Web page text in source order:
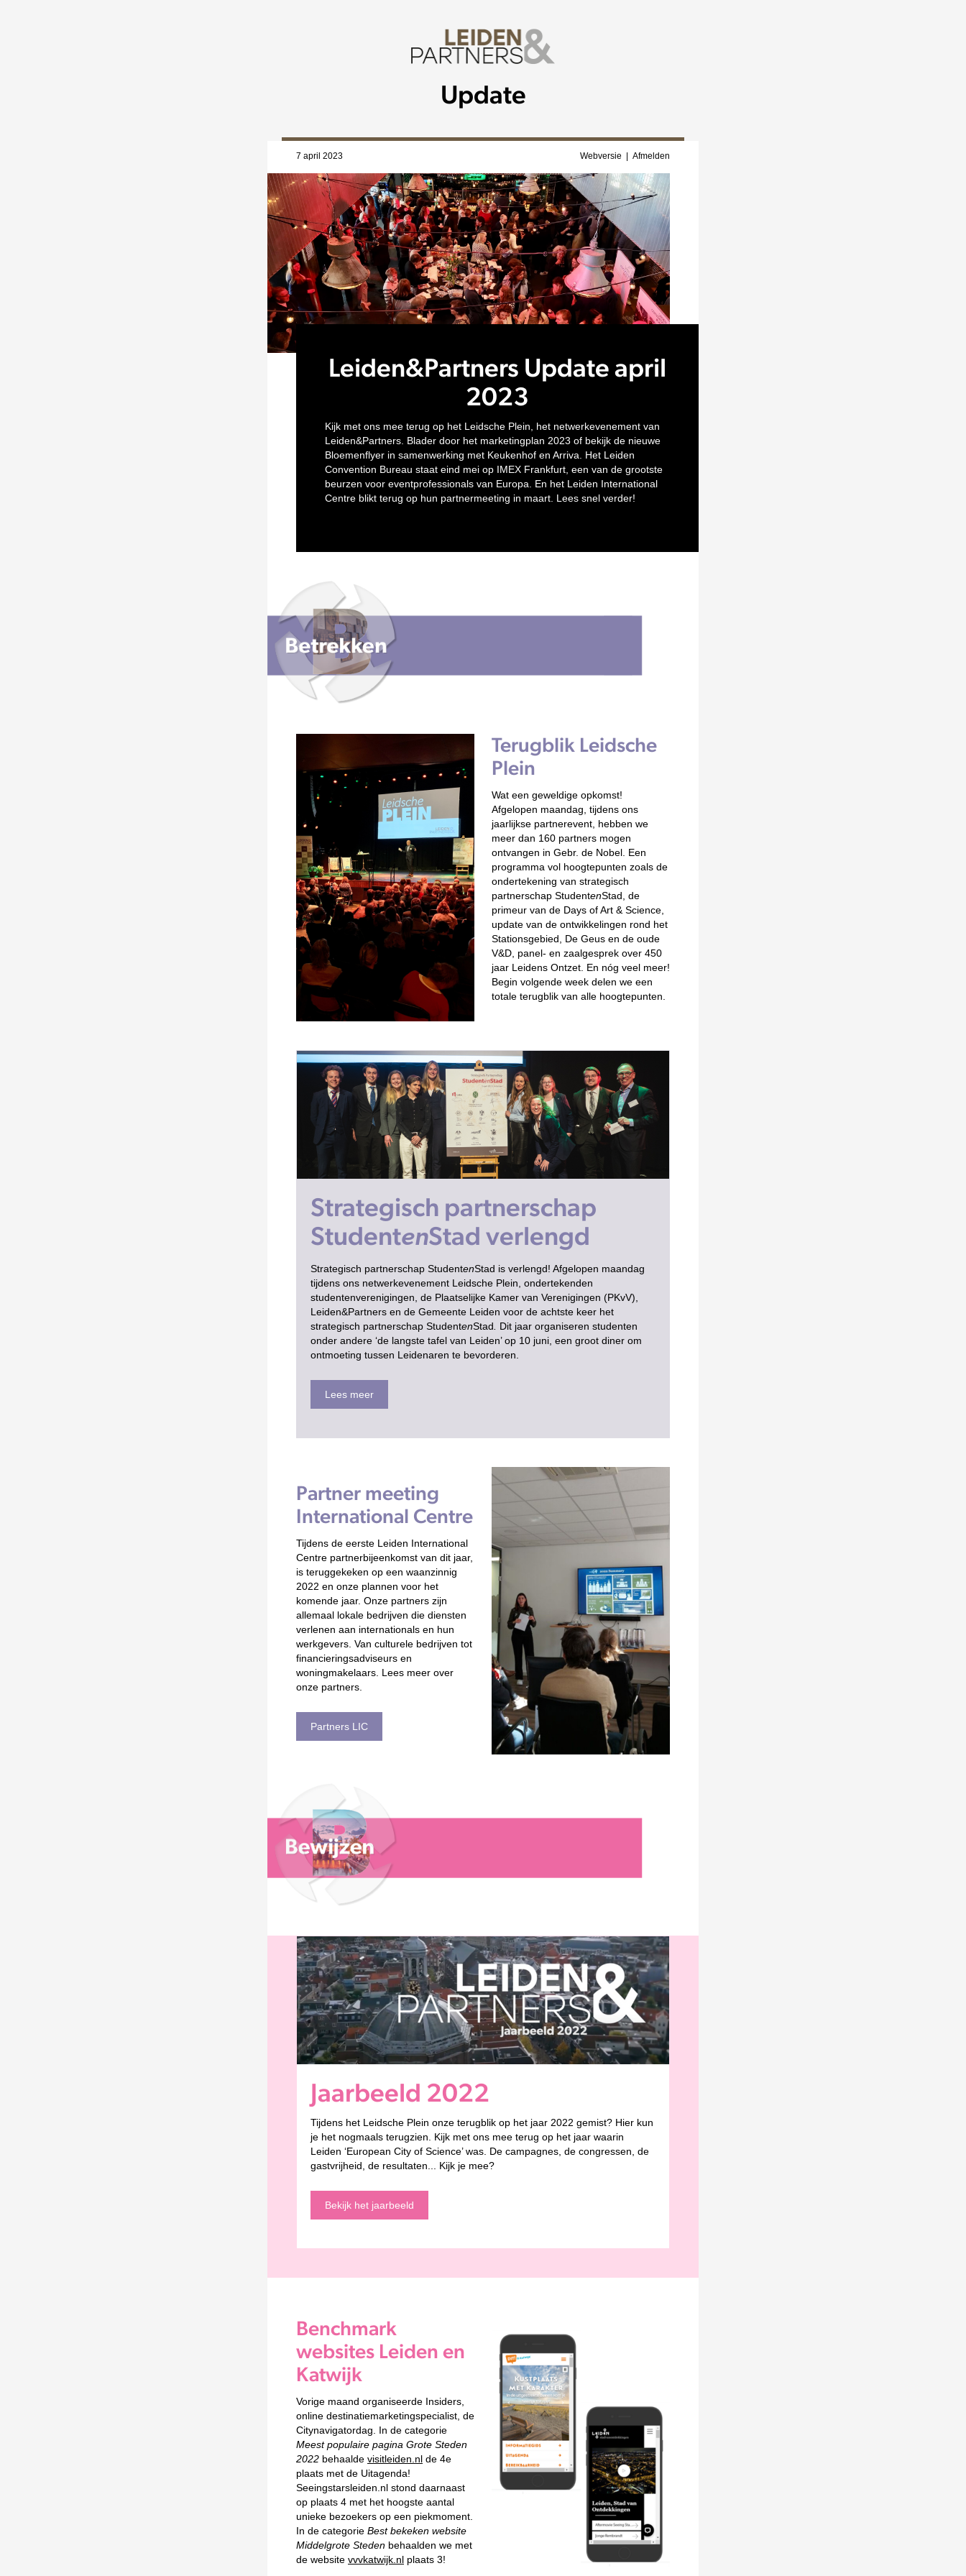
Update
7 april 2023 Webversie Afmelden
Leiden&Partners Update april
2023
Kijk met ons mee terug op het Leidsche Plein, het netwerkevenement van
Leiden&Partners. Blader door het marketingplan 2023 of bekijk de nieuwe
Bloemenflyer in samenwerking met Keukenhof en Arriva. Het Leiden
Convention Bureau staat eind mei op IMEX Frankfurt, een van de grootste
beurzen voor eventprofessionals van Europa. En het Leiden International
Centre blikt terug op hun partnermeeting in maart. Lees snel verder!
Terugblik Leidsche
Plein
Wat een geweldige opkomst!
Afgelopen maandag, tijdens ons
jaarlijkse partnerevent, hebben we
meer dan 160 partners mogen
ontvangen in Gebr. de Nobel. Een
programma vol hoogtepunten zoals de
ondertekening van strategisch
partnerschap StudentenStad, de
primeur van de Days of Art & Science,
update van de ontwikkelingen rond het
Stationsgebied, De Geus en de oude
V&D, panel- en zaalgesprek over 450
jaar Leidens Ontzet. En nóg veel meer!
Begin volgende week delen we een
totale terugblik van alle hoogtepunten.
Strategisch partnerschap
StudentenStad verlengd
Strategisch partnerschap StudentenStad is verlengd! Afgelopen maandag
tijdens ons netwerkevenement Leidsche Plein, ondertekenden
studentenverenigingen, de Plaatselijke Kamer van Verenigingen (PKvV),
Leiden&Partners en de Gemeente Leiden voor de achtste keer het
strategisch partnerschap StudentenStad
Dit jaar organiseren studenten
onder andere ‘de langste tafel van Leiden’ op 10 juni, een groot diner om
ontmoeting tussen Leidenaren te bevorderen.
Lees meer
Partner meeting
International Centre
Tijdens de eerste Leiden International
Centre partnerbijeenkomst van dit jaar,
is teruggekeken op een waanzinnig
2022 en onze plannen voor het
komende jaar. Onze partners zijn
allemaal lokale bedrijven die diensten
verlenen aan internationals en hun
werkgevers. Van culturele bedrijven tot
financieringsadviseurs en
woningmakelaars. Lees meer over
onze partners.
Partners LIC
Jaarbeeld 2022
Tijdens het Leidsche Plein onze terugblik op het jaar 2022 gemist? Hier kun
je het nogmaals terugzien. Kijk met ons mee terug op het jaar waarin
Leiden ‘European City of Science’ was. De campagnes, de congressen, de
gastvrijheid, de resultaten... Kijk je mee?
Bekijk het jaarbeeld
Benchmark
websites Leiden en
Katwijk
Vorige maand organiseerde Insiders,
online destinatiemarketingspecialist, de
Citynavigatordag. In de categorie
Meest populaire pagina Grote Steden
2022 behaalde visitleiden.nl de 4e
plaats met de Uitagenda!
Seeingstarsleiden.nl stond daarnaast
op plaats 4 met het hoogste aantal
unieke bezoekers op een piekmoment.
In de categorie Best bekeken website
Middelgrote Steden behaalden we met
de website vvvkatwijk.nl plaats 3!